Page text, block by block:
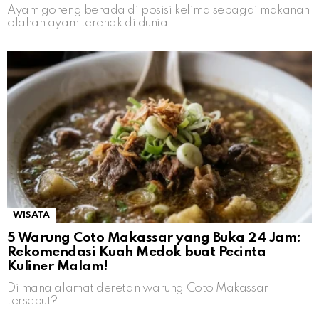
Ayam goreng berada di posisi kelima sebagai makanan
olahan ayam terenak di dunia.
WISATA
5 Warung Coto Makassar yang Buka 24 Jam:
Rekomendasi Kuah Medok buat Pecinta
Kuliner Malam!
Di mana alamat deretan warung Coto Makassar
tersebut?